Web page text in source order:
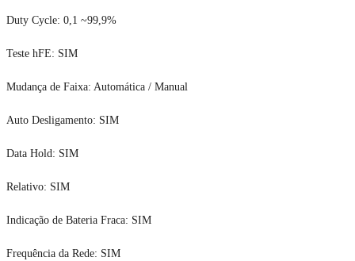
Duty Cycle: 0,1 ~99,9%
Teste hFE: SIM
Mudança de Faixa: Automática / Manual
Auto Desligamento: SIM
Data Hold: SIM
Relativo: SIM
Indicação de Bateria Fraca: SIM
Frequência da Rede: SIM